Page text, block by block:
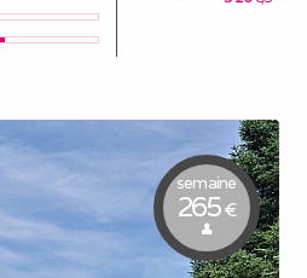
semaine
265€